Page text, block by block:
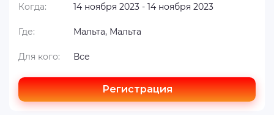
Когда: 14 ноября 2023 - 14 ноября 2023
Где: Мальта, Мальта
Для кого: Все
Регистрация